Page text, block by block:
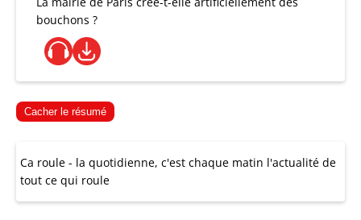
bouchons ?
Cacher le résumé
Ca roule - la quotidienne, c'est chaque matin l'actualité de
tout ce qui roule